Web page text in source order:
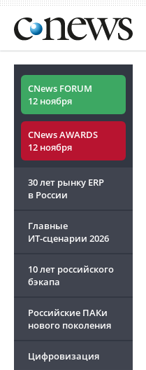
CNews FORUM
12 ноября
CNews AWARDS
12 ноября
30 лет рынку ERP
в России
Главные
ИТ-сценарии 2026
10 лет российского
бэкапа
Российские ПАКи
нового поколения
Цифровизация